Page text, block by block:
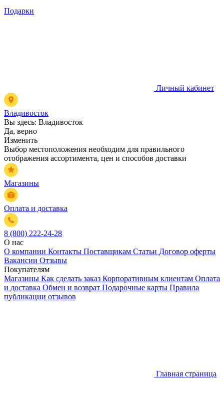
Подарки
Личный кабинет
Владивосток
Вы здесь: Владивосток
Да, верно
Изменить
Выбор местоположения необходим для правильного
отображения ассортимента, цен и способов доставки
Магазины
Оплата и доставка
8 (800) 222-24-28
О нас
О компании Контакты Поставщикам Статьи Договор оферты
Вакансии Отзывы
Покупателям
Магазины Как сделать заказ Корпоративным клиентам Оплата
и доставка Обмен и возврат Подарочные карты Правила
публикации отзывов
Главная страница